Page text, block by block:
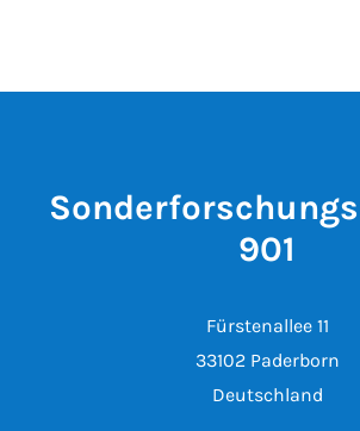
901
Fürstenallee 11
33102 Paderborn
Deutschland